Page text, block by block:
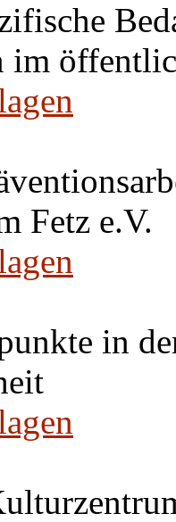
im
Fetz e.V.
in